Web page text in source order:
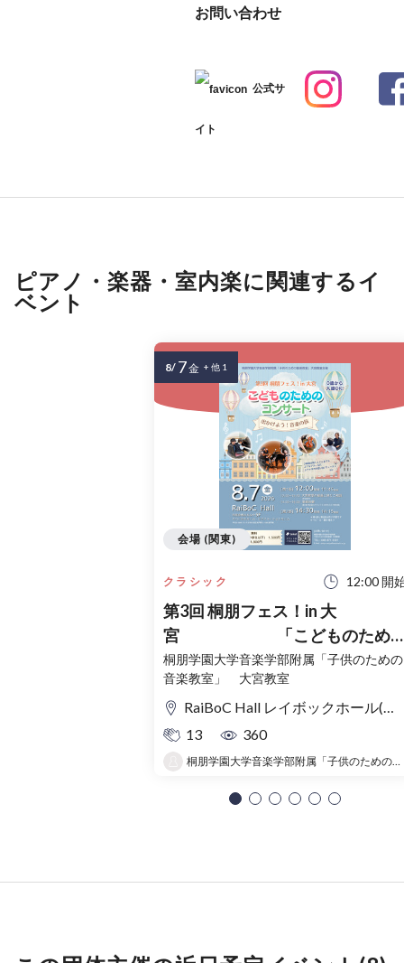
お問い合わせ
公式サ
イト
ピアノ・楽器・室内楽に関連するイ
ベント
クラシック 12:00 開
第3回 桐朋フェス！in 大
宮 「こどものため
コンサート」〜出かけよう！音
の旅〜
桐朋学園大学音楽学部附属「子供のための
音楽教室」 大宮教室
RaiBoC Hall レイボックホール(市民会館おおみや) 5F リハーサルルーム・レクリエーションルーム
13
360
桐朋学園大学音楽学部附属「子供のための音楽教室 」大宮教室
会場 (関東)
8/ 7金 + 他 1